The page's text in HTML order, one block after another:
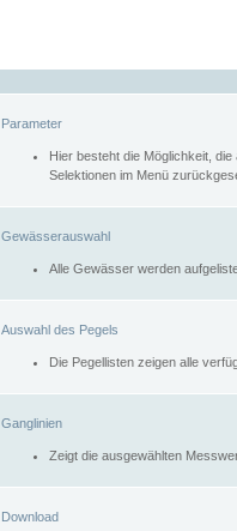
Parameter
Hier besteht die Möglichkeit,
Selektionen im Menü
Gewässerauswahl
Alle Gewässer werden
Auswahl des Pegels
Die Pegellisten zeigen alle
Ganglinien
Zeigt die ausgewählten
Download